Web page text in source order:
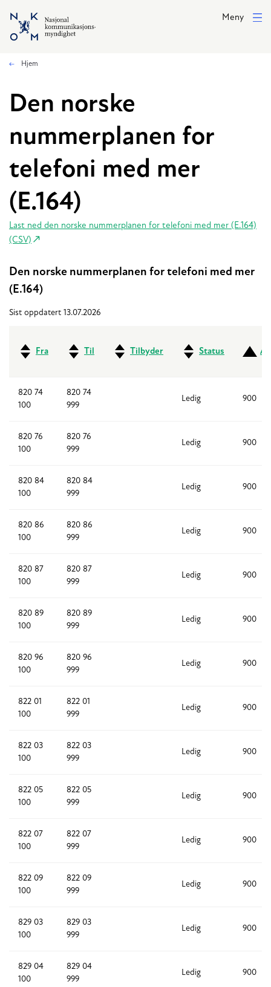
Hopp til hovedinnhold
Meny
Hjem
Den norske
nummerplanen for
telefoni med mer
(E.164)
Last ned den norske nummerplanen for telefoni med mer (E.164)
(CSV)
Den norske nummerplanen for telefoni med mer
(E.164)
Sist oppdatert 13.07.2026
Fra Til Tilbyder Status
820 74
100
820 74
999
Ledig 900
820 76
100
820 76
999
Ledig 900
820 84
100
820 84
999
Ledig 900
820 86
100
820 86
999
Ledig 900
820 87
100
820 87
999
Ledig 900
820 89
100
820 89
999
Ledig 900
820 96
100
820 96
999
Ledig 900
822 01
100
822 01
999
Ledig 900
822 03
100
822 03
999
Ledig 900
822 05
100
822 05
999
Ledig 900
822 07
100
822 07
999
Ledig 900
822 09
100
822 09
999
Ledig 900
829 03
100
829 03
999
Ledig 900
829 04
100
829 04
999
Ledig 900